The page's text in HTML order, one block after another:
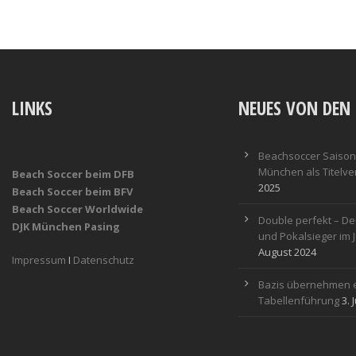
LINKS
Beach Soccer beim DFB
Beach Soccer beim BFV
Beach Soccer Worldwide
DJK München Pasing
Impressum I Datenschutz
NEUES VON
Beachsoccer
München als
2025
Double perfekt –
und Pokalsieger im
August 2024
Bazis übernehmen
Tabellenführung3.